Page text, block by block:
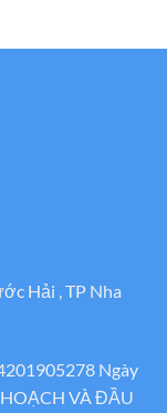
Hải , TP Nha
Ngày
VÀ ĐẦU